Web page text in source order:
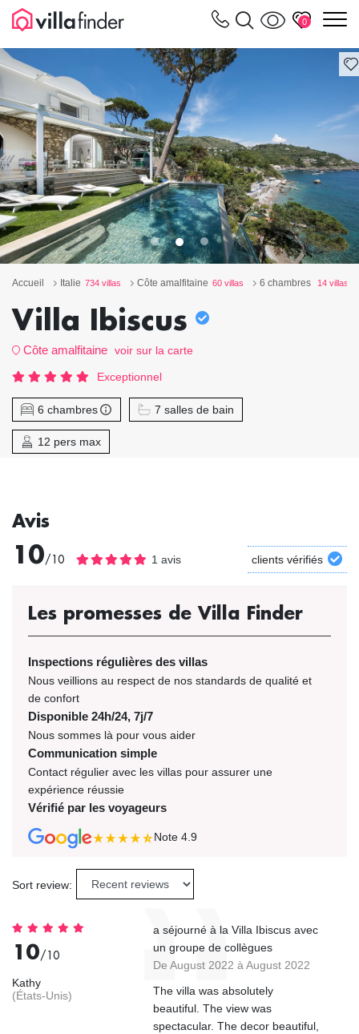
0
Accueil Italie 734 villas Côte amalfitaine 60 villas 6 chambres 14 villas
Villa Ibiscus
Côte amalfitaine voir sur la carte
Exceptionnel
6 chambres 7 salles de bain
12 pers max
Avis
10/10 1 avis clients vérifiés
Les promesses de Villa Finder
Inspections régulières des villas
Nous veillions au respect de nos standards de qualité et
de confort
Disponible 24h/24, 7j/7
Nous sommes là pour vous aider
Communication simple
Contact régulier avec les villas pour assurer une
expérience réussie
Vérifié par les voyageurs
Note 4.9
Sort review:
10/10
Kathy
(États-Unis)
a séjourné à la Villa Ibiscus avec
un groupe de collègues
De August 2022 à August 2022
The villa was absolutely
beautiful. The view was
spectacular. The decor beautiful,
Vos paramètres de cookies